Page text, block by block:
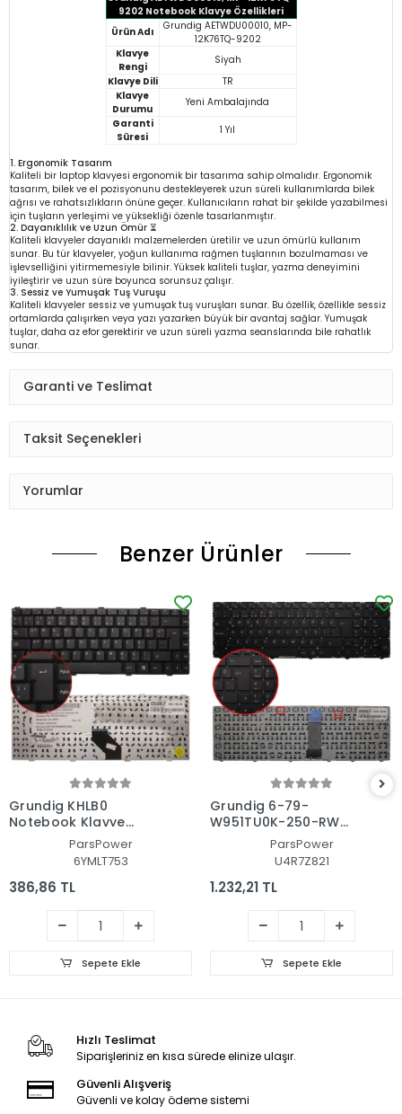
9202 Notebook Klavye Özellikleri
Ürün Adı
Grundig AETWDU00010, MP-
12K76TQ-9202
Klavye
Rengi
Siyah
Klavye Dili
TR
Klavye
Durumu
Yeni Ambalajında
Garanti
Süresi
1 Yıl
1. Ergonomik Tasarım
Kaliteli bir laptop klavyesi ergonomik bir tasarıma sahip olmalıdır. Ergonomik
tasarım, bilek ve el pozisyonunu destekleyerek uzun süreli kullanımlarda bilek
ağrısı ve rahatsızlıkların önüne geçer. Kullanıcıların rahat bir şekilde yazabilmesi
için tuşların yerleşimi ve yüksekliği özenle tasarlanmıştır.
2. Dayanıklılık ve Uzun Ömür ⏳
Kaliteli klavyeler dayanıklı malzemelerden üretilir ve uzun ömürlü kullanım
sunar. Bu tür klavyeler, yoğun kullanıma rağmen tuşlarının bozulmaması ve
işlevselliğini yitirmemesiyle bilinir. Yüksek kaliteli tuşlar, yazma deneyimini
iyileştirir ve uzun süre boyunca sorunsuz çalışır.
3. Sessiz ve Yumuşak Tuş Vuruşu
Kaliteli klavyeler sessiz ve yumuşak tuş vuruşları sunar. Bu özellik, özellikle sessiz
ortamlarda çalışırken veya yazı yazarken büyük bir avantaj sağlar. Yumuşak
tuşlar, daha az efor gerektirir ve uzun süreli yazma seanslarında bile rahatlık
sunar.
Garanti ve Teslimat
Taksit Seçenekleri
Yorumlar
Benzer Ürünler
Grundig KHLB0
Notebook Klavye
(Siyah TR)ParsPower
6YMLT753
386,86 TL
Sepete Ekle
Grundig 6-79-
W951TU0K-250-RW
Notebook Klavye
(Siyah TR)
ParsPower
U4R7Z821
1.232,21 TL
Sepete Ekle
Hızlı Teslimat
Siparişleriniz en kısa sürede elinize ulaşır.
Güvenli Alışveriş
Güvenli ve kolay ödeme sistemi